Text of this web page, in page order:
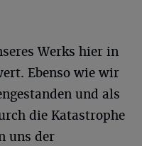
Werks hier in
Ebenso wie wir
und als
die Katastrophe
uns der